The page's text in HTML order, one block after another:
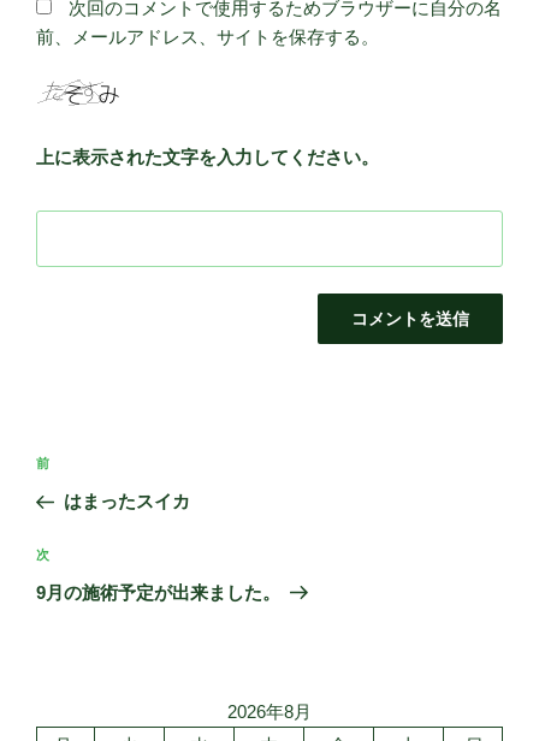
次回のコメントで使用するためブラウザーに自分の名
前、メールアドレス、サイトを保存する。
上に表示された文字を入力してください。
投
ナ
ビ
ゲ
前
の
稿
前
はまったスイカ
次
の
次
9月の施術予定が出来ました。
2026年8月